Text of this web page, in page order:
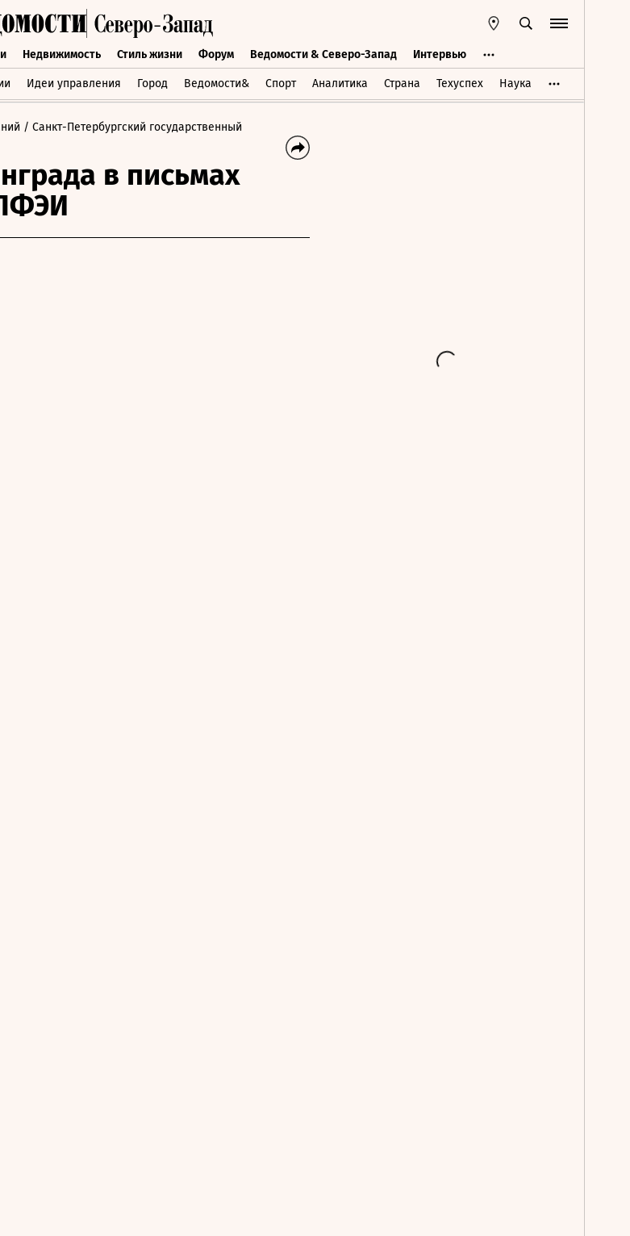
Недвижимость Стиль жизни Форум Ведомости & Северо-Запад Интервью
Идеи управления Город Ведомости& Спорт Аналитика Страна Техуспех Наука
Недвижимость Стиль жизни Форум Ведомости & Северо-Запад Интервью
/ Санкт-Петербургский государственный
в письмах